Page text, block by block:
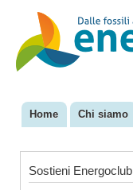
EnergoClub
per la
riconversione
del sistema
Menu principale
Home Chi siamo
Sostieni Energoclub